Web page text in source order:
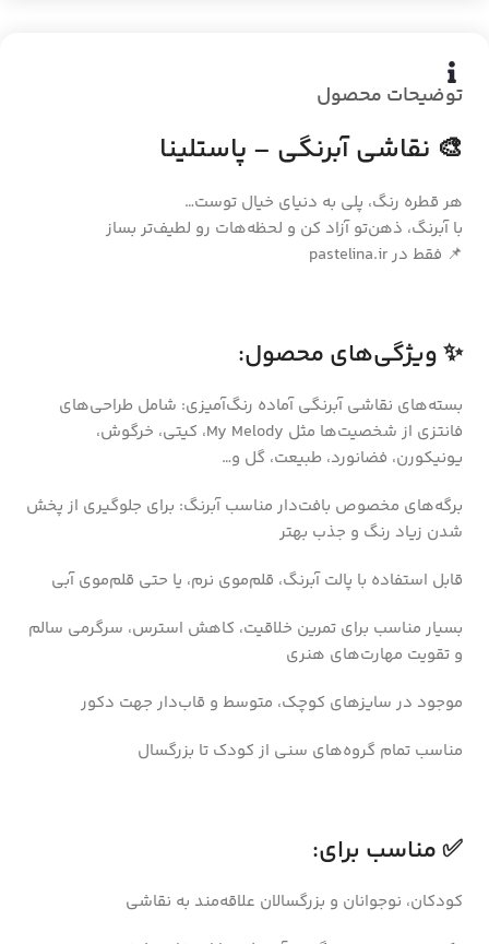
توضیحات محصول
🎨 نقاشی آبرنگی – پاستلینا
هر قطره رنگ، پلی به دنیای خیال توست…
با آبرنگ، ذهن‌تو آزاد کن و لحظه‌هات رو لطیف‌تر بساز
📌 فقط در pastelina.ir
✨ ویژگی‌های محصول:
بسته‌های نقاشی آبرنگی آماده رنگ‌آمیزی: شامل طراحی‌های
فانتزی از شخصیت‌ها مثل My Melody، کیتی، خرگوش،
یونیکورن، فضانورد، طبیعت، گل و…
برگه‌های مخصوص بافت‌دار مناسب آبرنگ: برای جلوگیری از پخش
شدن زیاد رنگ و جذب بهتر
قابل استفاده با پالت آبرنگ، قلم‌موی نرم، یا حتی قلم‌موی آبی
بسیار مناسب برای تمرین خلاقیت، کاهش استرس، سرگرمی سالم
و تقویت مهارت‌های هنری
موجود در سایزهای کوچک، متوسط و قاب‌دار جهت دکور
مناسب تمام گروه‌های سنی از کودک تا بزرگسال
✅ مناسب برای:
کودکان، نوجوانان و بزرگسالان علاقه‌مند به نقاشی